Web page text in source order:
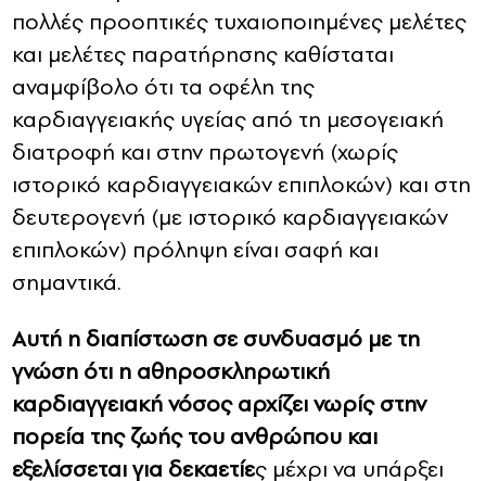
πολλές προοπτικές τυχαιοποιημένες μελέτες
και μελέτες παρατήρησης καθίσταται
αναμφίβολο ότι τα οφέλη της
καρδιαγγειακής υγείας από τη μεσογειακή
διατροφή και στην πρωτογενή (χωρίς
ιστορικό καρδιαγγειακών επιπλοκών) και στη
δευτερογενή (με ιστορικό καρδιαγγειακών
επιπλοκών) πρόληψη είναι σαφή και
σημαντικά.
Αυτή η διαπίστωση σε συνδυασμό με τη
γνώση ότι η αθηροσκληρωτική
καρδιαγγειακή νόσος αρχίζει νωρίς στην
πορεία της ζωής του ανθρώπου και
εξελίσσεται για δεκαετίες μέχρι να υπάρξει